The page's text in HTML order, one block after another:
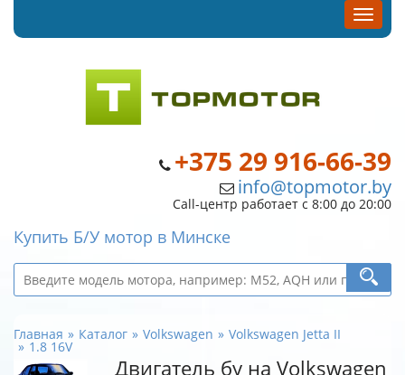
+375 29 916-66-39
info@topmotor.by
Call-центр работает с 8:00 до 20:00
Купить Б/У мотор в Минске
Главная Каталог Volkswagen Volkswagen Jetta II
1.8 16V
Двигатель бу на Volkswagen